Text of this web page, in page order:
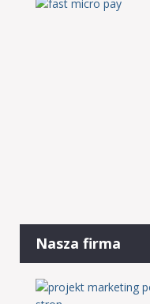
Nasza firma